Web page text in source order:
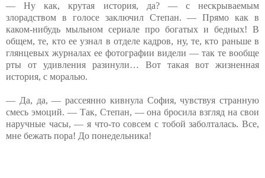
— Ну как, крутая история, да? — с нескрываемым
злорадством в голосе заключил Степан. — Прямо как в
каком-нибудь мыльном сериале про богатых и бедных! В
общем, те, кто ее узнал в отделе кадров, ну, те, кто раньше в
глянцевых журналах ее фотографии видели — так те вообще
рты от удивления разинули… Вот такая вот жизненная
история, с моралью.
— Да, да, — рассеянно кивнула София, чувствуя странную
смесь эмоций. — Так, Степан, — она бросила взгляд на свои
наручные часы, — я что-то совсем с тобой заболталась. Все,
мне бежать пора! До понедельника!